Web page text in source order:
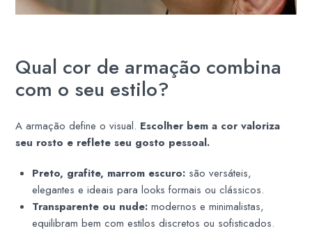
Qual cor de armação combina
com o seu estilo?
A armação define o visual. Escolher bem a cor valoriza
seu rosto e reflete seu gosto pessoal.
Preto, grafite, marrom escuro: são versáteis,
elegantes e ideais para looks formais ou clássicos.
Transparente ou nude: modernos e minimalistas,
equilibram bem com estilos discretos ou sofisticados.